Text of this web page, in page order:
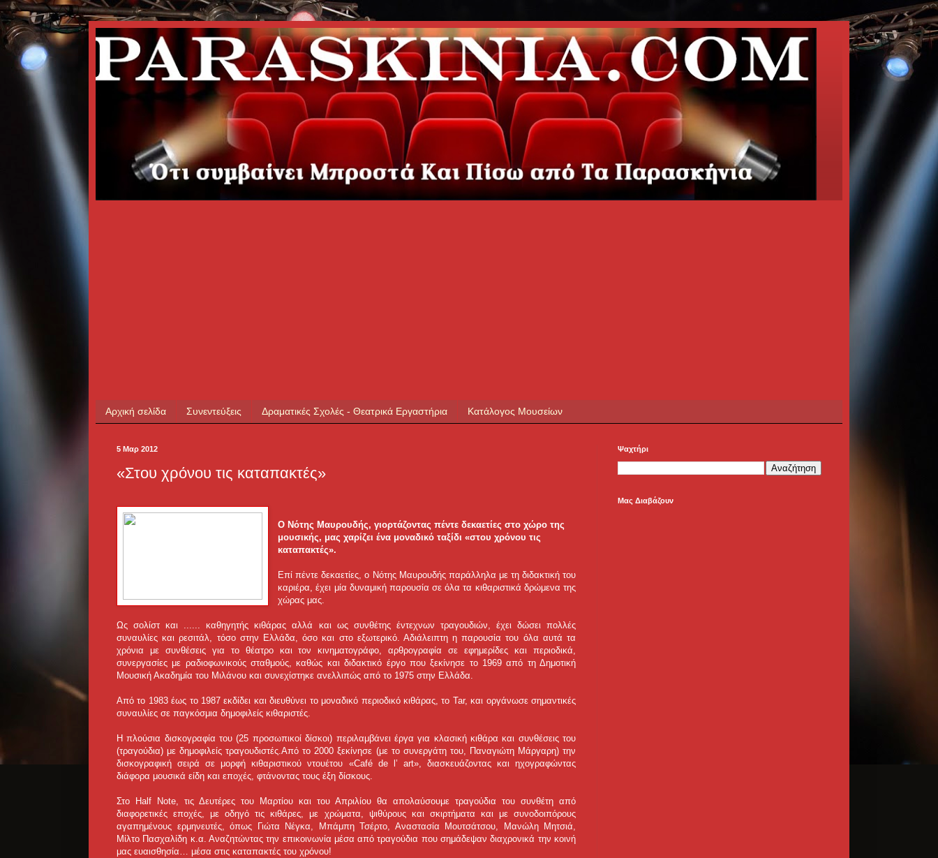
Αρχική σελίδα Συνεντεύξεις Δραματικές Σχολές - Θεατρικά Εργαστήρια Κατάλογος Μουσείων
5 Μαρ 2012
«Στου χρόνου τις καταπακτές»
Ο Νότης Μαυρουδής, γιορτάζοντας πέντε δεκαετίες στο χώρο της
μουσικής, μας χαρίζει ένα μοναδικό ταξίδι «στου χρόνου τις
καταπακτές».
Επί πέντε δεκαετίες, ο Νότης Μαυρουδής παράλληλα με τη διδακτική του
καριέρα, έχει μία δυναμική παρουσία σε όλα τα κιθαριστικά δρώμενα της
χώρας μας.
Ως σολίστ και ...... καθηγητής κιθάρας αλλά και ως συνθέτης έντεχνων τραγουδιών, έχει δώσει πολλές
συναυλίες και ρεσιτάλ, τόσο στην Ελλάδα, όσο και στο εξωτερικό. Αδιάλειπτη η παρουσία του όλα αυτά τα
χρόνια με συνθέσεις για το θέατρο και τον κινηματογράφο, αρθρογραφία σε εφημερίδες και περιοδικά,
συνεργασίες με ραδιοφωνικούς σταθμούς, καθώς και διδακτικό έργο που ξεκίνησε το 1969 από τη Δημοτική
Μουσική Ακαδημία του Μιλάνου και συνεχίστηκε ανελλιπώς από το 1975 στην Ελλάδα.
Από το 1983 έως το 1987 εκδίδει και διευθύνει το μοναδικό περιοδικό κιθάρας, το Tar, και οργάνωσε σημαντικές
συναυλίες σε παγκόσμια δημοφιλείς κιθαριστές.
Η πλούσια δισκογραφία του (25 προσωπικοί δίσκοι) περιλαμβάνει έργα για κλασική κιθάρα και συνθέσεις του
(τραγούδια) με δημοφιλείς τραγουδιστές.Από το 2000 ξεκίνησε (με το συνεργάτη του, Παναγιώτη Μάργαρη) την
δισκογραφική σειρά σε μορφή κιθαριστικού ντουέτου «Café de l’ art», διασκευάζοντας και ηχογραφώντας
διάφορα μουσικά είδη και εποχές, φτάνοντας τους έξη δίσκους.
Στο Half Note, τις Δευτέρες του Μαρτίου και του Απριλίου θα απολαύσουμε τραγούδια του συνθέτη από
διαφορετικές εποχές, με οδηγό τις κιθάρες, με χρώματα, ψιθύρους και σκιρτήματα και με συνοδοιπόρους
αγαπημένους ερμηνευτές, όπως Γιώτα Νέγκα, Μπάμπη Τσέρτο, Αναστασία Μουτσάτσου, Μανώλη Μητσιά,
Μίλτο Πασχαλίδη κ.α. Αναζητώντας την επικοινωνία μέσα από τραγούδια που σημάδεψαν διαχρονικά την κοινή
μας ευαισθησία… μέσα στις καταπακτές του χρόνου!
Ψαχτήρι
Μας Διαβάζουν